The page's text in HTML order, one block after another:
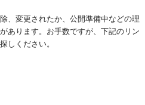
、変更されたか、公開準備中などの理
あります。お手数ですが、下記のリン
しください。